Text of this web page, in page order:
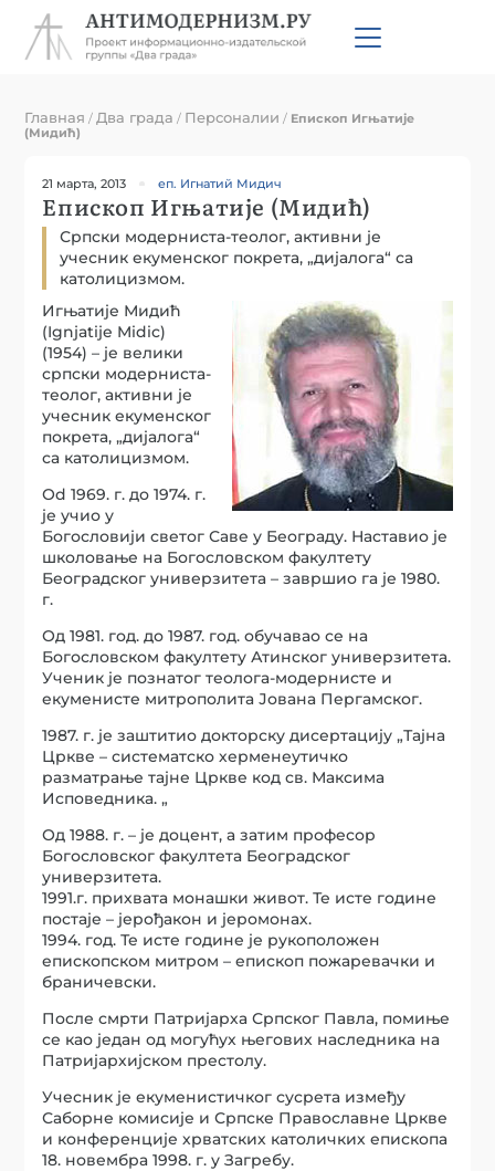
Главная / Два града / Персоналии / Eпископ Игњатије
(Мидић)
21 марта, 2013 еп. Игнатий Мидич
Eпископ Игњатије (Мидић)
Српски модерниста-теолог, активни је
учесник екуменског покрета, „дијалога“ са
католицизмом.
Игњатије Мидић
(Ignjatije Midic)
(1954) – је велики
српски модерниста-
теолог, активни је
учесник екуменског
покрета, „дијалога“
са католицизмом.
Оd 1969. г. до 1974. г.
је учио у
Богословији светог Саве у Београду. Наставио је
школовање на Богословском факултету
Београдског универзитета – завршио га је 1980.
г.
Од 1981. год. до 1987. год. обучавао се на
Богословском факултету Атинског универзитета.
Ученик је познатог теолога-модернисте и
екуменисте митрополита Јована Пергамског.
1987. г. је заштитио докторску дисертацију „Тајна
Цркве – систематско херменеутичко
разматрање тајне Цркве код св. Максима
Исповедника. „
Од 1988. г. – је доцент, а затим професор
Богословског факултета Београдског
универзитета.
1991.г. прихвата монашки живот. Те исте године
постаје – јерођакон и јеромонах.
1994. год. Те исте године је рукоположен
епископском митром – епископ пожаревачки и
браничевски.
После смрти Патријарха Српског Павла, помиње
се као један од могућух његових наследника на
Патријархијском престолу.
Учесник је екуменистичког сусрета између
Саборне комисије и Српске Православне Цркве
и конференције хрватских католичких епископа
18. новембра 1998. г. у Загребу.